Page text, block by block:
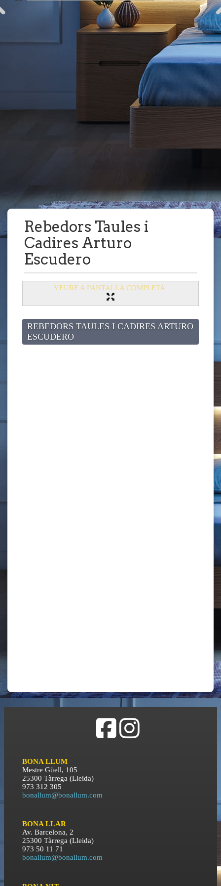
Rebedors Taules i
Cadires Arturo
Escudero
VEURE A PANTALLA COMPLETA
REBEDORS TAULES I CADIRES ARTURO
ESCUDERO
BONA LLUM
Mestre Güell, 105
25300 Tàrrega (Lleida)
973 312 305
bonallum@bonallum.com
BONA LLAR
Av. Barcelona, 2
25300 Tàrrega (Lleida)
973 50 11 71
bonallum@bonallum.com